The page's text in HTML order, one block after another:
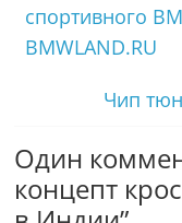
спортивного
BMWLAND.RU
Чип
Один
концепт